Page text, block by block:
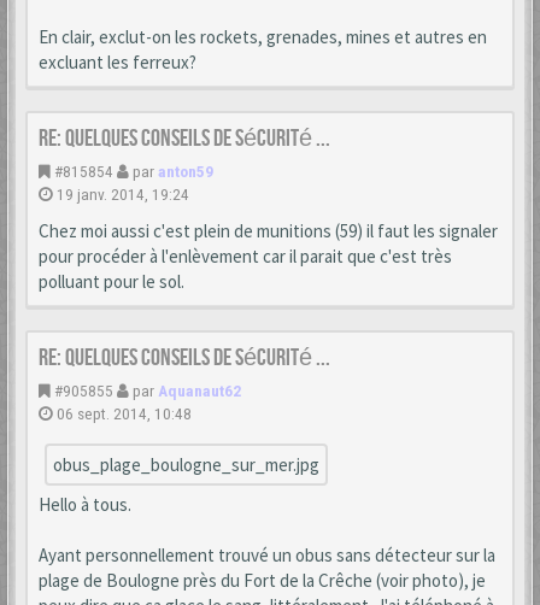
En clair, exclut-on les rockets, grenades, mines et autres en
excluant les ferreux?
Re: Quelques conseils de sécurité ...
#815854 par anton59
19 janv. 2014, 19:24
Chez moi aussi c'est plein de munitions (59) il faut les signaler
pour procéder à l'enlèvement car il parait que c'est très
polluant pour le sol.
Re: Quelques conseils de sécurité ...
#905855 par Aquanaut62
06 sept. 2014, 10:48
obus_plage_boulogne_sur_mer.jpg
Hello à tous.
Ayant personnellement trouvé un obus sans détecteur sur la
plage de Boulogne près du Fort de la Crêche (voir photo), je